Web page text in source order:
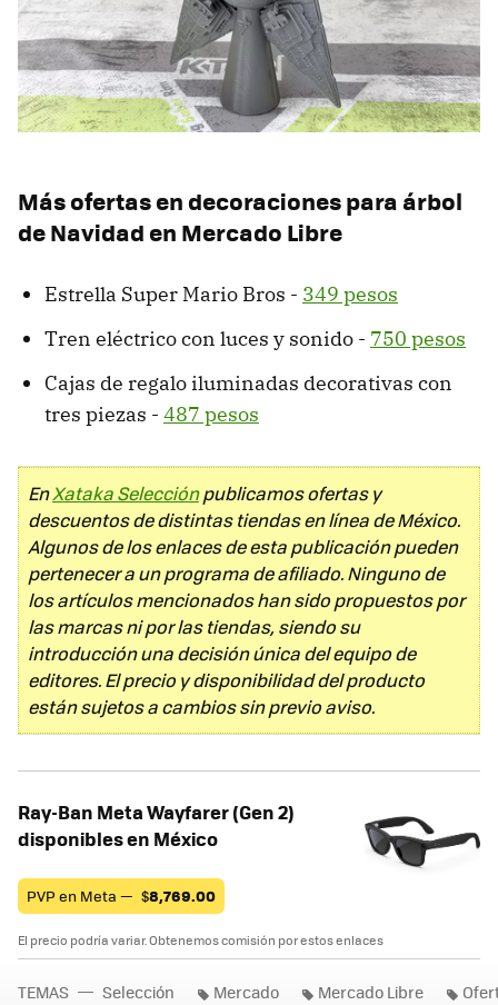
Más ofertas en decoraciones para árbol
de Navidad en Mercado Libre
Estrella Super Mario Bros - 349 pesos
Tren eléctrico con luces y sonido - 750 pesos
Cajas de regalo iluminadas decorativas con
tres piezas - 487 pesos
EnXataka Selecciónpublicamos ofertas y
descuentos de distintas tiendas en línea de México.
Algunos de los enlaces de esta publicación pueden
pertenecer a un programa de afiliado. Ninguno de
los artículos mencionados han sido propuestos por
las marcas ni por las tiendas, siendo su
introducción una decisión única del equipo de
editores. El precio y disponibilidad del producto
están sujetos a cambios sin previo aviso.
Ray-Ban Meta Wayfarer (Gen 2)
disponibles en México
PVP en Meta — $8,769.00
El precio podría variar. Obtenemos comisión por estos enlaces
TEMAS Selección Mercado Mercado Libre